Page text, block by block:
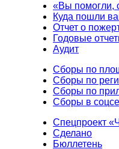
«Вы помогли,
Куда пошли
Отчет о
Годовые
Аудит
Сборы по
Сборы по
Сборы по
Сборы в
Спецпроект
Сделано
Бюллетень